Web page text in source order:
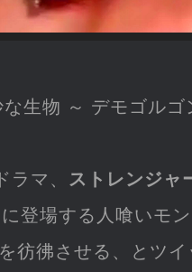
生物 ～ デモゴルゴ
マ、 ストレンジャ
登場する人喰いモン
彷彿させる、とツ